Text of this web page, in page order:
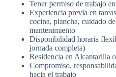
Tener permiso de trabajo
Experiencia previa en
cocina, plancha, cuidado
mantenimiento
Disponibilidad horaria
jornada completa)
Residencia en Alcantarilla
Compromiso,
hacia el trabajo